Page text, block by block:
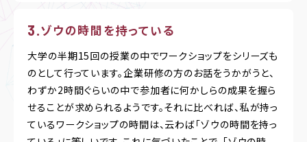
ゾウの時間を持っている
大学の半期15回の授業の中でワークショップをシリーズも
のとして行っています。企業研修の方のお話をうかがうと、
わずか2時間ぐらいの中で参加者に何かしらの成果を握ら
せることが求められるようです。それに比べれば、私が持っ
ているワークショップの時間は、云わば「ゾウの時間を持っ